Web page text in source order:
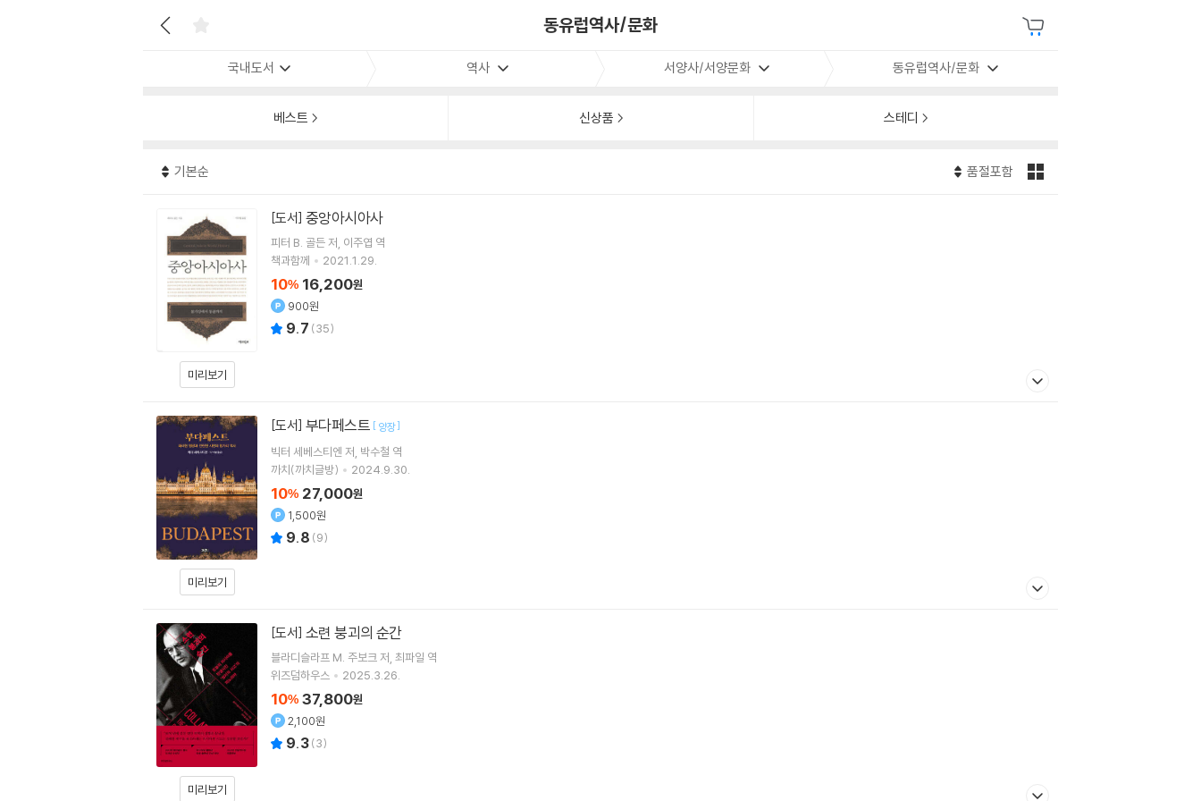
동유럽역사/문화
국내도서 역사 서양사/서양문화 동유럽역사/문화
베스트 신상품 스테디
기본순 품절포함
미리보기
[도서] 중앙아시아사
피터 B. 골든저 이주엽 역
책과함께
2021.1.29.
10% 16,200원
900원
9.7 (35)
미리보기
[도서] 부다페스트 [ 양장]
빅터 세베스티엔 저 박수철 역
까치(까치글방)
2024.9.30.
10% 27,000원
1,500원
9.8 (9)
미리보기
[도서] 소련 붕괴의 순간
블라디슬라프 M. 주보크 저 최파일 역
위즈덤하우스
2025.3.26.
10% 37,800원
2,100원
9.3(3)